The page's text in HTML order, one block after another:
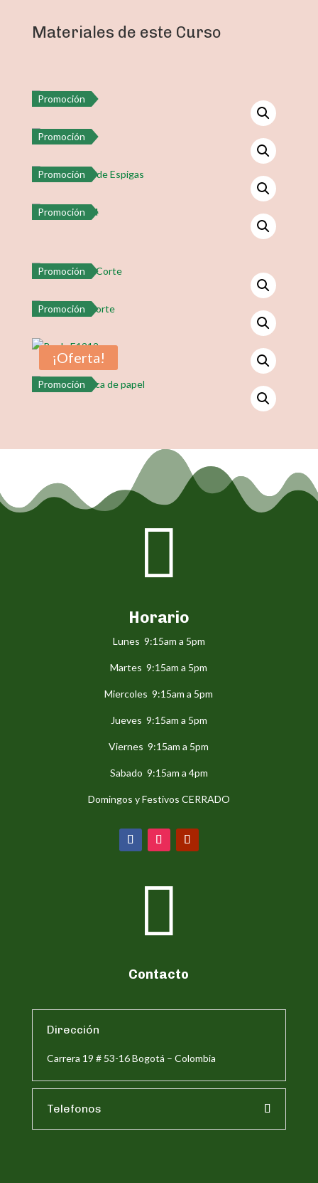
Materiales de este Curso
Promoción
Promoción
Promoción
Promoción
Promoción
Promoción
¡Oferta!
Promoción

Horario
Lunes 9:15am a 5pm
Martes 9:15am a 5pm
Miercoles 9:15am a 5pm
Jueves 9:15am a 5pm
Viernes 9:15am a 5pm
Sabado 9:15am a 4pm
Domingos y Festivos CERRADO

Contacto
Dirección
Carrera 19 # 53-16 Bogotá – Colombia
Telefonos